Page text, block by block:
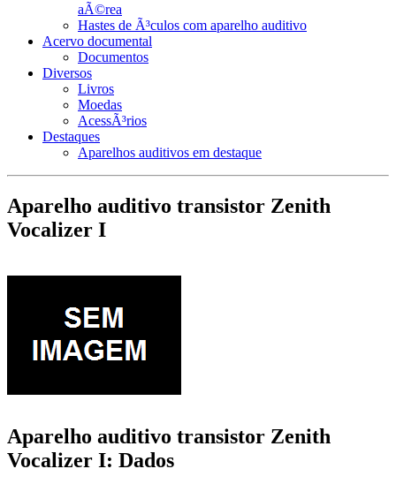
aÃ©rea
Hastes de Ã³culos com aparelho auditivo
Acervo documental
Documentos
Diversos
Livros
Moedas
AcessÃ³rios
Destaques
Aparelhos auditivos em destaque
Aparelho auditivo transistor Zenith
Vocalizer I
Aparelho auditivo transistor Zenith
Vocalizer I: Dados